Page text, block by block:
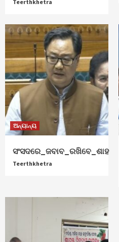
Teerthkhetra
ଅନ୍ୟାନ୍ୟ
ସଂସଦରେ_ଜବାବ_ରଖିବେ_ଶାହ
Teerthkhetra